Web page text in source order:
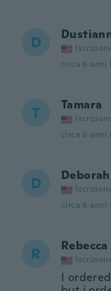
D
circa 6 anni
T Tamara
circa 6 anni
D Deborah
circa 6 anni
R Rebecca
I